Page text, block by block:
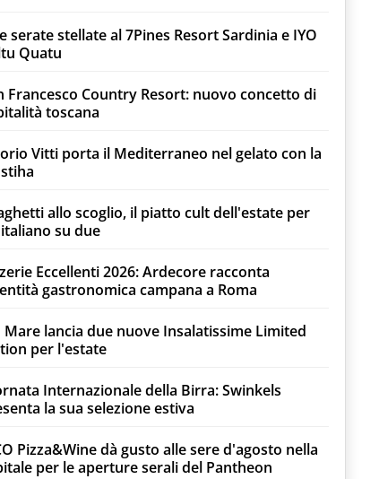
serate stellate al 7Pines Resort Sardinia e IYO
Quatu
Francesco Country Resort: nuovo concetto di
toscana
Vitti porta il Mediterraneo nel gelato con la
allo scoglio, il piatto cult dell'estate per
su due
Eccellenti 2026: Ardecore racconta
gastronomica campana a Roma
Mare lancia due nuove Insalatissime Limited
per l'estate
Internazionale della Birra: Swinkels
la sua selezione estiva
Pizza&Wine dà gusto alle sere d'agosto nella
per le aperture serali del Pantheon